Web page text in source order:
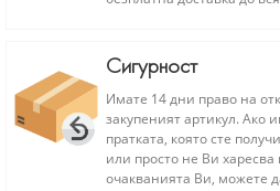
Сигурност
Имате 14 дни право на
закупеният артикул. Ако
пратката, която сте
или просто не Ви харесва
очакванията Ви, можете